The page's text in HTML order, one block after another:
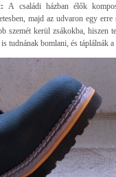
A családi házban élők
majd az udvaron egy
szemét kerül zsákokba, hiszen
tudnának bomlani, és táplálnák a